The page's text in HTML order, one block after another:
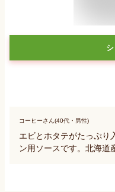
コーヒーさん(40代・男性)
エビとホタテがたっぷり
ン用ソースです。北海道